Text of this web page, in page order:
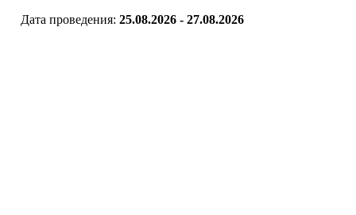
Дата проведения: 25.08.2026 - 27.08.2026